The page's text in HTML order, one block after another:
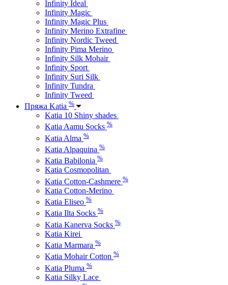
Infinity Ideal
Infinity Magic
Infinity Magic Plus
Infinity Merino Extrafine
Infinity Nordic Tweed
Infinity Pima Merino
Infinity Silk Mohair
Infinity Sport
Infinity Suri Silk
Infinity Tundra
Infinity Tweed
Пряжа Katia %
Katia 10 Shiny shades
Katia Aamu Socks %
Katia Alma %
Katia Alpaquina %
Katia Babilonia %
Katia Cosmopolitan
Katia Cotton-Cashmere %
Katia Cotton-Merino
Katia Eliseo %
Katia Ilta Socks %
Katia Kanerva Socks %
Katia Kirei
Katia Marmara %
Katia Mohair Cotton %
Katia Pluma %
Katia Silky Lace